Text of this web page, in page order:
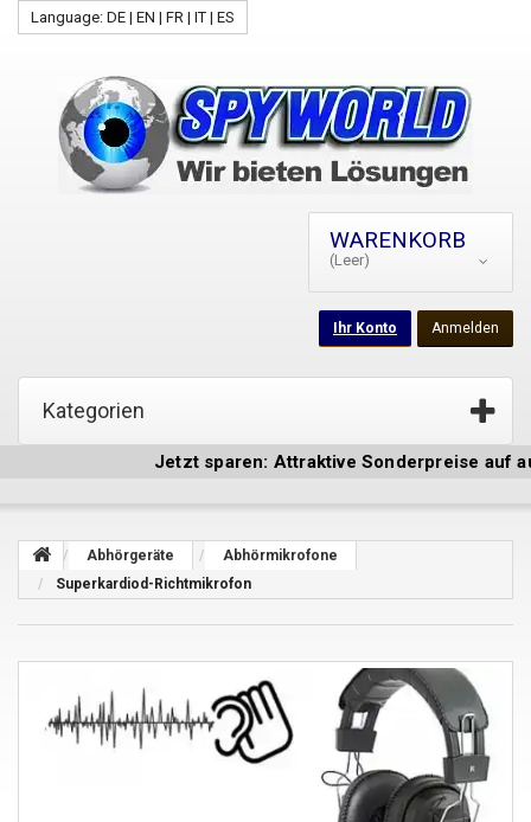
Language: DE | EN | FR | IT | ES
WARENKORB
(Leer)
Anmelden
Ihr Konto
Kategorien
Jetzt sparen: Attraktive Sonderpreise auf
Abhörgeräte
Abhörmikrofone
Superkardiod-Richtmikrofon